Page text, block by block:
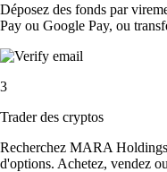
Déposez des fonds par
Pay ou Google Pay, ou
3
Trader des cryptos
Recherchez MARA
d'options. Achetez, vendez